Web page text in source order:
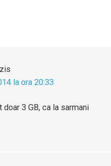
la ora 20:33
3 GB, ca la sarmani